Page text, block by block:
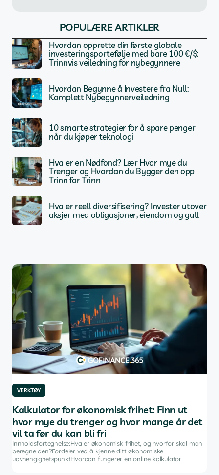
POPULÆRE ARTIKLER
Hvordan opprette din første globale
investeringsportefølje med bare 100 €/$:
Trinnvis veiledning for nybegynnere
Hvordan Begynne å Investere fra Null:
Komplett Nybegynnerveiledning
10 smarte strategier for å spare penger
når du kjøper teknologi
Hva er en Nødfond? Lær Hvor mye du
Trenger og Hvordan du Bygger den opp
Trinn for Trinn
Hva er reell diversifisering? Invester utover
aksjer med obligasjoner, eiendom og gull
VERKTØY
Kalkulator for økonomisk frihet: Finn ut
hvor mye du trenger og hvor mange år det
vil ta før du kan bli fri
Innholdsfortegnelse:Hva er økonomisk frihet, og hvorfor skal man
beregne den?Fordeler ved å kjenne ditt økonomiske
uavhengighetspunktHvordan fungerer en online kalkulator